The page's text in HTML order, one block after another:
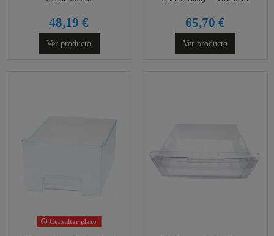
48,19 €
Ver producto
65,70 €
Ver producto
Consultar plazo